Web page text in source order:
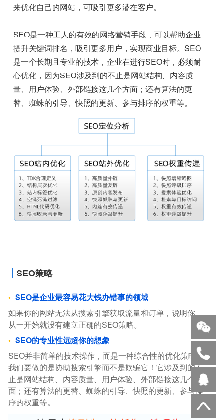
来优化自己的网站，可吸引更多潜在客户。
SEO是一种工人的有效的网络营销手段，可以帮助企业
提升关键词排名，吸引更多用户，实现商业目标。SEO
是一个长期且专业的技术，企业在进行SEO时，必须耐
心优化，因为SEO涉及到的不止是网站结构、内容质
量、用户体验、外部链接这几个方面；还有算法的更
替、蜘蛛的引导、快照的更新、参与排序的权重等。
SEO策略
SEO是企业最容易花大钱办错事的领域
如果你的网站无法从搜索引擎获取流量和订单，说明你，
从一开始就没有建立正确的SEO策略。
SEO的专业性远超你的想象
SEO并非简单的技术操作，而是一种综合性的优化策略。
我们要做的是协助搜索引擎而不是欺骗它！它涉及到的不
止是网站结构、内容质量、用户体验、外部链接这几个方
面；还有算法的更替、蜘蛛的引导、快照的更新、参与排
序的权重等。